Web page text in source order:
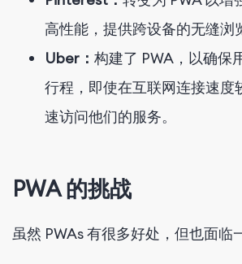
高性能，提供跨设备的无缝浏
Uber： 构建了 PWA，以确保
行程，即使在互联网连接速度
速访问他们的服务。
PWA 的挑战
虽然 PWAs 有很多好处，但也面临